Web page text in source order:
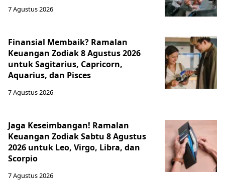
7 Agustus 2026
Finansial Membaik? Ramalan
Keuangan Zodiak 8 Agustus 2026
untuk Sagitarius, Capricorn,
Aquarius, dan Pisces
7 Agustus 2026
Jaga Keseimbangan! Ramalan
Keuangan Zodiak Sabtu 8 Agustus
2026 untuk Leo, Virgo, Libra, dan
Scorpio
7 Agustus 2026